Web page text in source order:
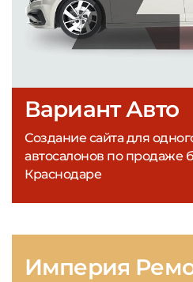
Империя
Вариант Авто
Создание сайта для
автосалонов по продаже
Краснодаре